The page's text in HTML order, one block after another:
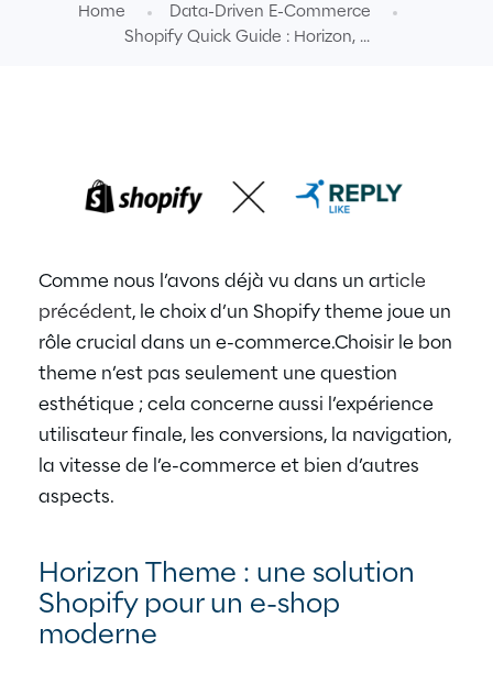
Home
Data-Driven E-Commerce
Shopify Quick Guide : Horizon, ...
Comme nous l’avons déjà vu dans un article
précédent, le choix d’un Shopify theme joue un
rôle crucial dans un e-commerce.Choisir le bon
theme n’est pas seulement une question
esthétique ; cela concerne aussi l’expérience
utilisateur finale, les conversions, la navigation,
la vitesse de l’e-commerce et bien d’autres
aspects.
Horizon Theme : une solution
Shopify pour un e-shop
moderne